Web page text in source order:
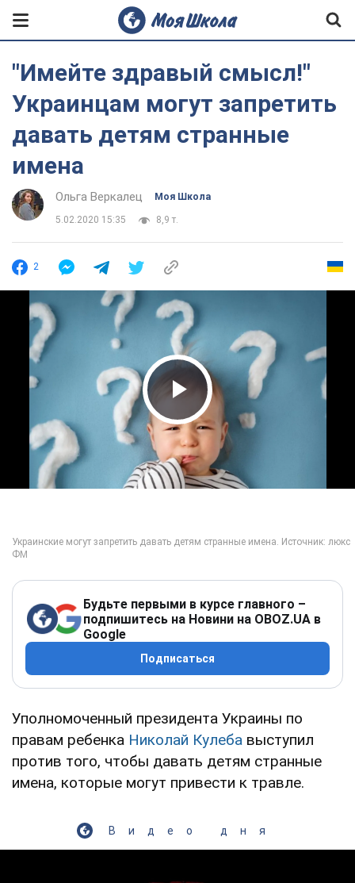
"Имейте здравый смысл!"
Украинцам могут запретить
давать детям странные
имена
Ольга Веркалец Моя Школа
5.02.2020 15:35 8,9 т.
2
Play Video
Будьте первыми в курсе главного –
подпишитесь на Новини на OBOZ.UA в
Google
Подписаться
Уполномоченный президента Украины по
правам ребенка Николай Кулеба выступил
против того, чтобы давать детям странные
имена, которые могут привести к травле.
Видео дня